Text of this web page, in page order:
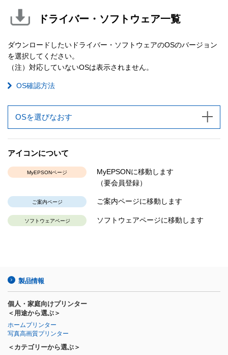
ドライバー・ソフトウェア一覧
ダウンロードしたいドライバー・ソフトウェアのOSのバージョン
を選択してください。
（注）対応していないOSは表示されません。
OS確認方法
OSを選びなおす
アイコンについて
MyEPSONページ
MyEPSONに移動します
（要会員登録）
ご案内ページ ご案内ページに移動します
ソフトウェアページ ソフトウェアページに移動します
製品情報
個人・家庭向けプリンター
＜用途から選ぶ＞
ホームプリンター
写真高画質プリンター
＜カテゴリーから選ぶ＞